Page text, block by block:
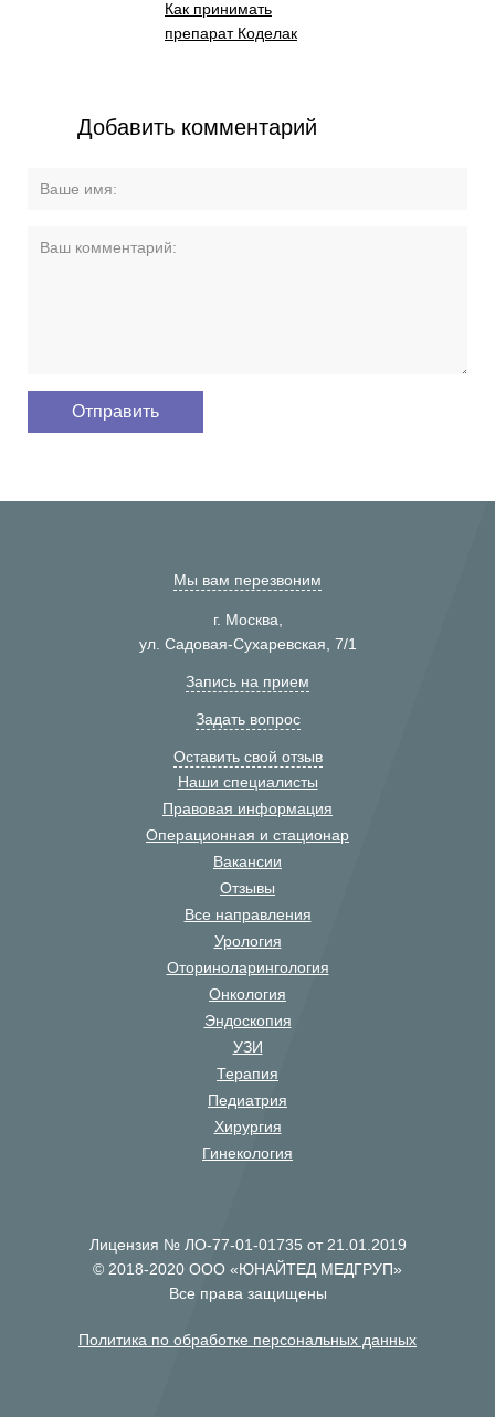
Как принимать
препарат Коделак
Добавить комментарий
Мы вам перезвоним
г. Москва,
ул. Садовая-Сухаревская, 7/1
Запись на прием
Задать вопрос
Оставить свой отзыв
Наши специалисты
Правовая информация
Операционная и стационар
Вакансии
Отзывы
Все направления
Урология
Оториноларингология
Онкология
Эндоскопия
УЗИ
Терапия
Педиатрия
Хирургия
Гинекология
Лицензия № ЛО-77-01-01735 от 21.01.2019
© 2018-2020 ООО «ЮНАЙТЕД МЕДГРУП»
Все права защищены
Политика по обработке персональных данных